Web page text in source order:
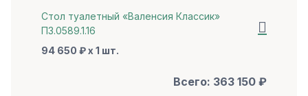
Стол туалетный «Валенсия Классик»
П3.0589.1.16
94 650 ₽ x 1 шт.
Всего: 363 150 ₽